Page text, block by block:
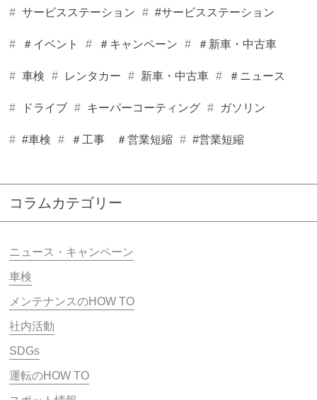
サービスステーション #サービスステーション
＃イベント ＃キャンペーン ＃新車・中古車
車検 レンタカー 新車・中古車 ＃ニュース
ドライブ キーパーコーティング ガソリン
#車検 ＃工事 ＃営業短縮 #営業短縮
コラムカテゴリー
ニュース・キャンペーン
車検
メンテナンスのHOW TO
社内活動
SDGs
運転のHOW TO